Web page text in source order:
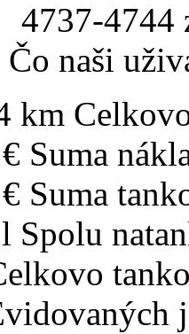
4737-4744
Čo naši
km
Suma
Suma
Spolu